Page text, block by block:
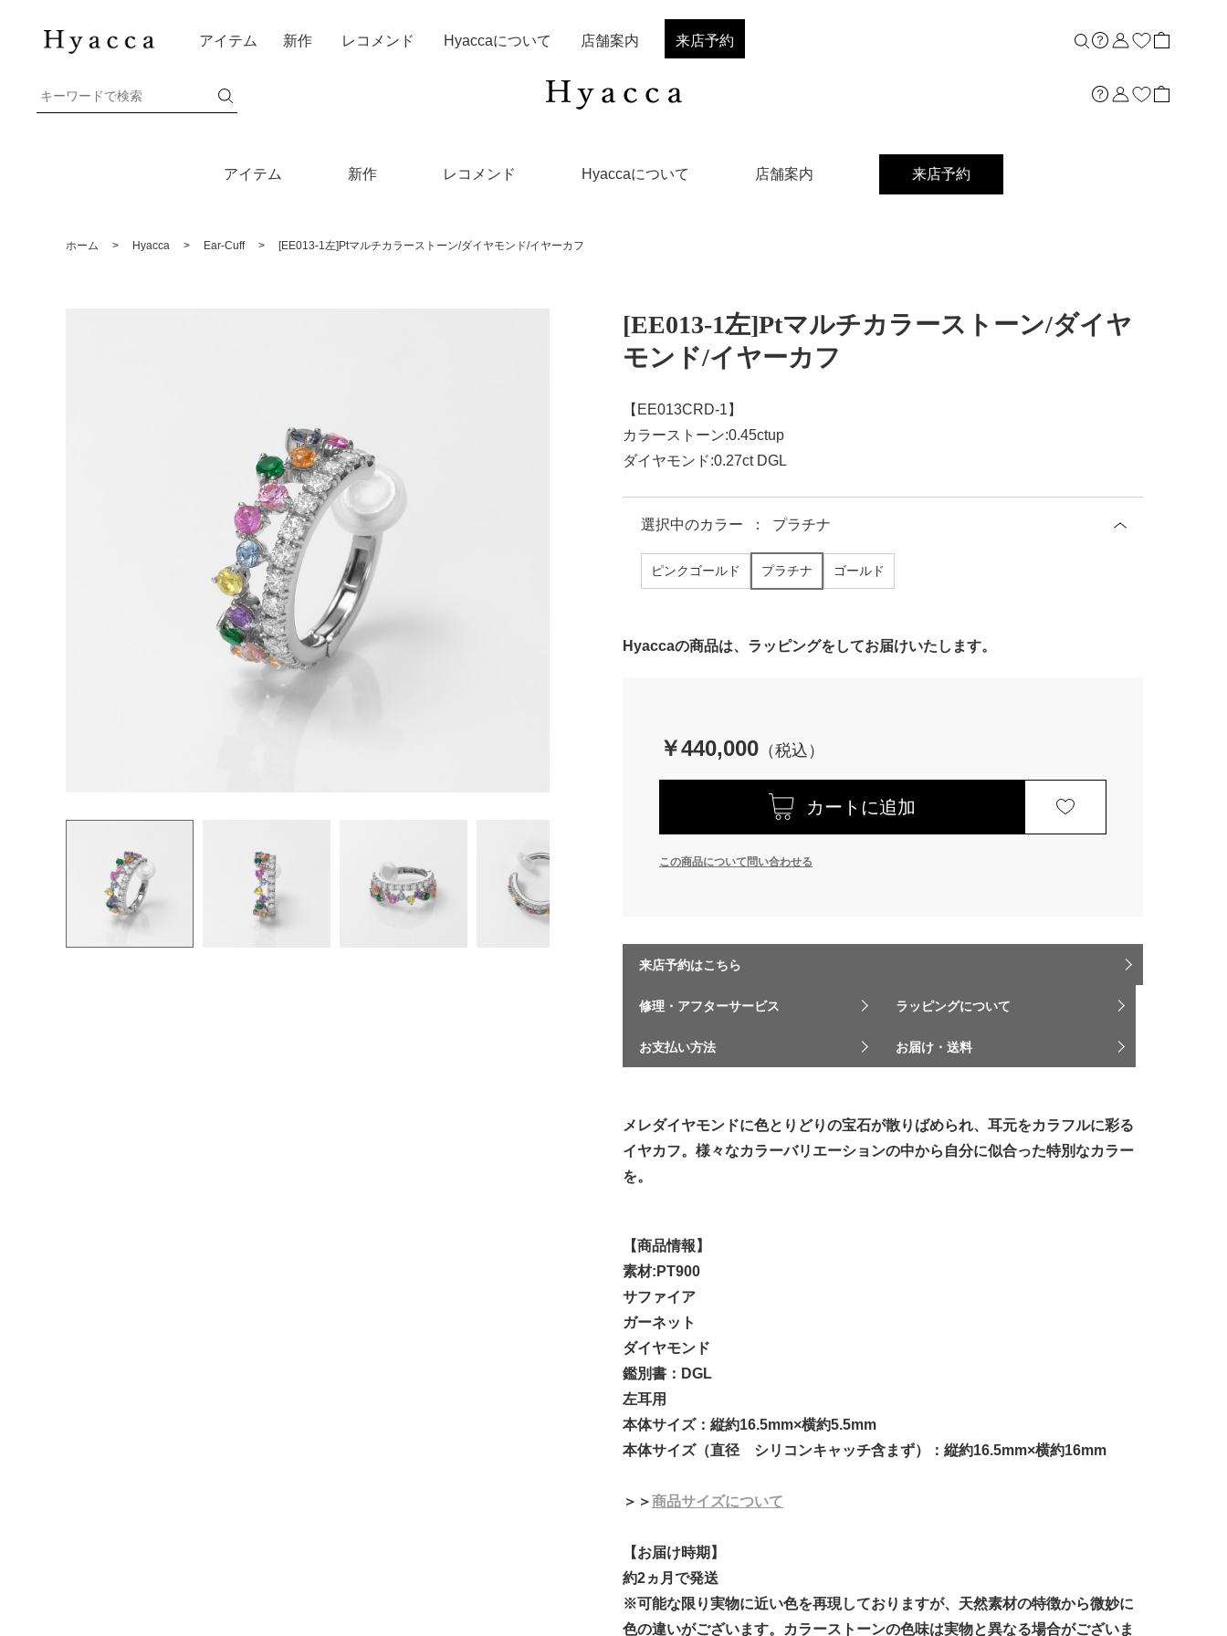
アイテム 新作 レコメンド Hyaccaについて 店舗案内 来店予約
アイテム 新作 レコメンド Hyaccaについて 店舗案内 来店予約
ホーム > Hyacca > Ear-Cuff > [EE013-1左]Ptマルチカラーストーン/ダイヤモンド/イヤーカフ
[EE013-1左]Ptマルチカラーストーン/ダイヤ
モンド/イヤーカフ
【EE013CRD-1】
カラーストーン:0.45ctup
ダイヤモンド:0.27ct DGL
選択中のカラー ： プラチナ
ピンクゴールド プラチナ ゴールド
Hyaccaの商品は、ラッピングをしてお届けいたします。
￥440,000
カートに追加
この商品について問い合わせる
来店予約はこちら
修理・アフターサービス ラッピングについて
お支払い方法 お届け・送料
メレダイヤモンドに色とりどりの宝石が散りばめられ、耳元をカラフルに彩る
イヤカフ。様々なカラーバリエーションの中から自分に似合った特別なカラー
を。
【商品情報】
素材:PT900
サファイア
ガーネット
ダイヤモンド
鑑別書：DGL
左耳用
本体サイズ：縦約16.5mm×横約5.5mm
本体サイズ（直径 シリコンキャッチ含まず）：縦約16.5mm×横約16mm
＞＞商品サイズについて
【お届け時期】
約2ヵ月で発送
※可能な限り実物に近い色を再現しておりますが、天然素材の特徴から微妙に
色の違いがございます。カラーストーンの色味は実物と異なる場合がございま